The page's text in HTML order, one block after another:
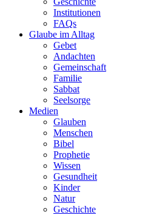
Institutionen
FAQs
Glaube im Alltag
Gebet
Andachten
Gemeinschaft
Familie
Sabbat
Seelsorge
Medien
Glauben
Menschen
Bibel
Prophetie
Wissen
Gesundheit
Kinder
Natur
Geschichte